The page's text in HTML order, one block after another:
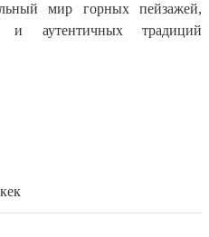
мир горных пейзажей,
и аутентичных традиций